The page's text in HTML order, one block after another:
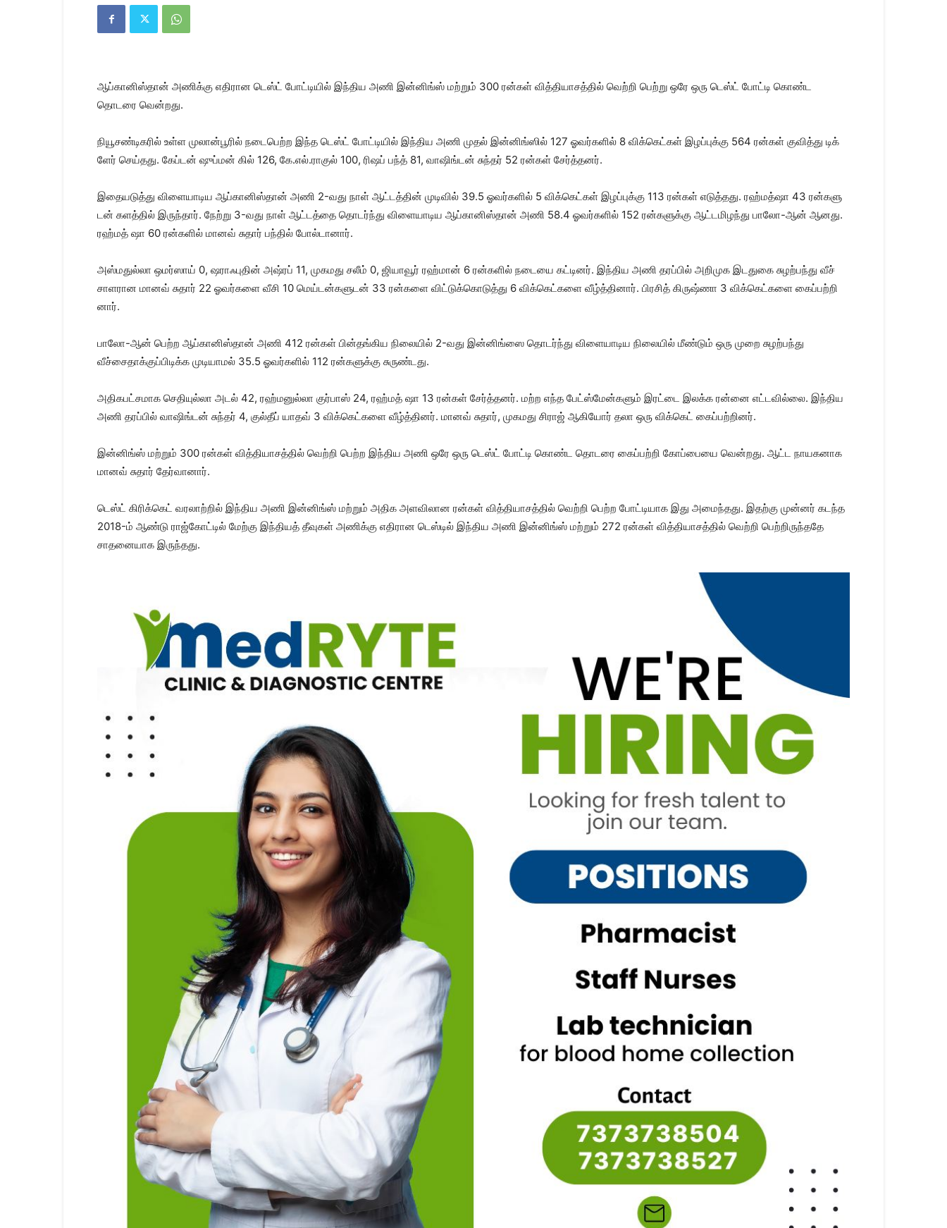
|
ஆப்கானிஸ்தான் அணிக்கு எதி​ரான டெஸ்ட் போட்டியில் இந்திய அணி இன்​னிங்ஸ் மற்​றும் 300 ரன்​கள் வித்தியாசத்​தில் வெற்றி பெற்று ஒரே ஒரு டெஸ்ட் போட்டி கொண்ட
தொடரை வென்​றது.
நியூசண்​டிகரில் உள்ள முலான்​பூரில் நடை​பெற்ற இந்த டெஸ்ட் போட்​டி​யில் இந்​திய அணி முதல் இன்​னிங்​ஸில் 127 ஓவர்​களில் 8 விக்​கெட்​கள் இழப்​புக்கு 564 ரன்​கள் குவித்து டிக்​
ளேர் செய்​தது. கேப்​டன் ஷுப்​மன் கில் 126, கே.எல்​.​ராகுல் 100, ரிஷப் பந்த் 81, வாஷிங்​டன் சுந்​தர் 52 ரன்​கள் சேர்த்​தனர்.
இதையடுத்து விளை​யாடிய ஆப்​கானிஸ்​தான் அணி 2-வது நாள் ஆட்​டத்​தின் முடி​வில் 39.5 ஓவர்​களில் 5 விக்​கெட்​கள் இழப்​புக்கு 113 ரன்​கள் எடுத்​தது. ரஹ்மத்ஷா 43 ரன்​களு​
டன் களத்​தில் இருந்தார். நேற்று 3-வது நாள் ஆட்​டத்தை தொடர்ந்து விளையாடிய ஆப்​கானிஸ்​தான் அணி 58.4 ஓவர்​களில் 152 ரன்களுக்கு ஆட்​ட​மிழந்து பாலோ-ஆன் ஆனது.
ரஹ்மத் ஷா 60 ரன்களில் மானவ் சுதார் பந்​தில் போல்​டா​னார்.
அஸ்​மதுல்லா ஒமர்​ஸாய் 0, ஷராஃபு​தின் அஷ்ரப் 11, முகமது சலீம் 0, ஜியா​வூர் ரஹ்​மான் 6 ரன்​களில் நடையை கட்​டினர். இந்​திய அணி தரப்​பில் அறி​முக இடதுகை சுழற்​பந்து வீச்​
சாள​ரான மானவ் சுதார் 22 ஓவர்​களை வீசி 10 மெய்​டன்​களு​டன் 33 ரன்​களை விட்டுக்​கொடுத்து 6 விக்​கெட்​களை வீழ்த்​தி​னார். பிரசித் கிருஷ்ணா 3 விக்​கெட்​களை கைப்​பற்​றி​
னார்.
பாலோ-ஆன் பெற்ற ஆப்​கானிஸ்​தான் அணி 412 ரன்​கள் பின்தங்கிய நிலை​யில் 2-வது இன்​னிங்ஸை தொடர்ந்து விளையாடிய நிலை​யில் மீண்​டும் ஒரு முறை சுழற்​பந்து
வீச்சைதாக்​குப்​பிடிக்க முடி​யாமல் 35.5 ஓவர்​களில் 112 ரன்​களுக்கு சுருண்​டது.
அதி​கபட்​ச​மாக செதி​யுல்லா அடல் 42, ரஹ்மனுல்லா குர்​பாஸ் 24, ரஹ்மத் ஷா 13 ரன்​கள் சேர்த்​தனர். மற்ற எந்த பேட்​ஸ்​மேன்​களும் இரட்டை இலக்க ரன்னை எட்​ட​வில்​லை. இந்​திய
அணி தரப்​பில் வாஷிங்​டன் சுந்​தர் 4, குல்​தீப் யாதவ் 3 விக்​கெட்​களை வீழ்த்​தினர். மானவ் சுதார், முகமது சிராஜ் ஆகியோர் தலா ஒரு விக்​கெட் கைப்பற்​றினர்.
இன்​னிங்ஸ் மற்​றும் 300 ரன்​கள் வித்​தி​யாசத்​தில் வெற்றி பெற்ற இந்​திய அணி ஒரே ஒரு டெஸ்ட் போட்டி கொண்ட தொடரை கைப்பற்றி கோப்​பையை வென்​றது. ஆட்ட நாயக​னாக
மானவ் சுதார் தேர்​வா​னார்.
டெஸ்ட் கிரிக்​கெட் வரலாற்​றில் இந்​திய அணி இன்​னிங்ஸ் மற்​றும் அதிக அளவி​லான ரன்​கள் வித்​தி​யாசத்​தில் வெற்றி பெற்ற போட்டி​யாக இது அமைந்​தது. இதற்கு முன்​னர் கடந்த
2018-ம் ஆண்டு ராஜ்கோட்​டில் மேற்கு இந்​தி​யத் தீவு​கள் அணிக்கு எதிரான டெஸ்​டில் இந்​திய அணி இன்​னிங்ஸ் மற்​றும் 272 ரன்​கள் வித்​தி​யாசத்​தில் வெற்றி பெற்​றிருந்​ததே
சாதனை​யாக இருந்​தது.